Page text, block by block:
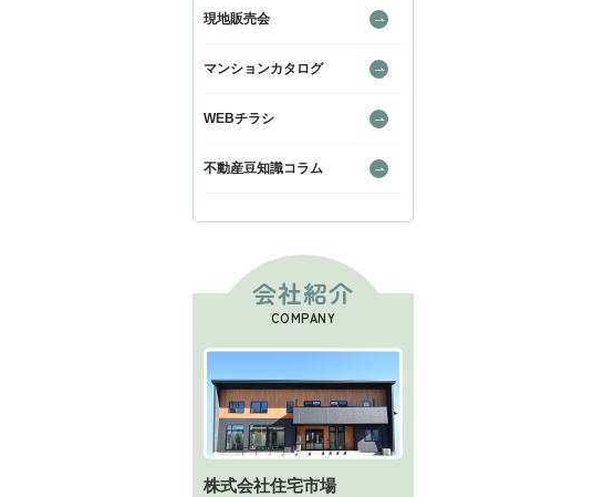
現地販売会
マンションカタログ
WEBチラシ
不動産豆知識コラム
会社紹介
COMPANY
株式会社住宅市場